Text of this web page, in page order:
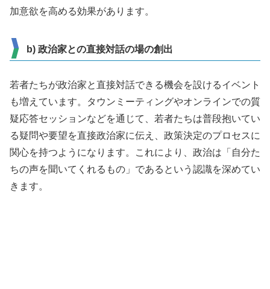
加意欲を高める効果があります。
b) 政治家との直接対話の場の創出
若者たちが政治家と直接対話できる機会を設けるイベント
も増えています。タウンミーティングやオンラインでの質
疑応答セッションなどを通じて、若者たちは普段抱いてい
る疑問や要望を直接政治家に伝え、政策決定のプロセスに
関心を持つようになります。これにより、政治は「自分た
ちの声を聞いてくれるもの」であるという認識を深めてい
きます。